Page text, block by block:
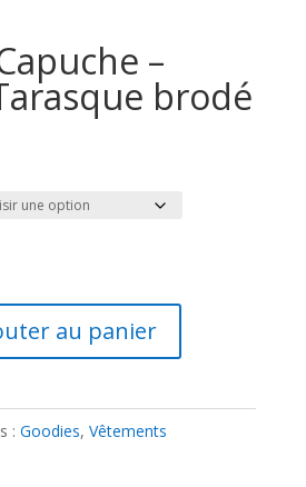
–
brodé
au panier
: Goodies, Vêtements